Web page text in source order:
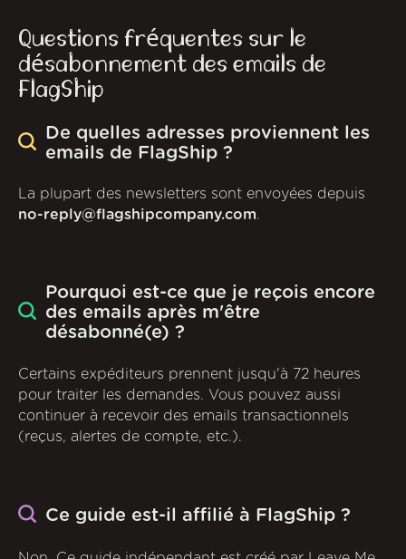
Questions fréquentes sur le
désabonnement des emails de
FlagShip
De quelles adresses proviennent les
emails de FlagShip ?
La plupart des newsletters sont envoyées depuis
no-reply@flagshipcompany.com.
Pourquoi est-ce que je reçois encore
des emails après m'être
désabonné(e) ?
Certains expéditeurs prennent jusqu'à 72 heures
pour traiter les demandes. Vous pouvez aussi
continuer à recevoir des emails transactionnels
(reçus, alertes de compte, etc.).
Ce guide est-il affilié à FlagShip ?